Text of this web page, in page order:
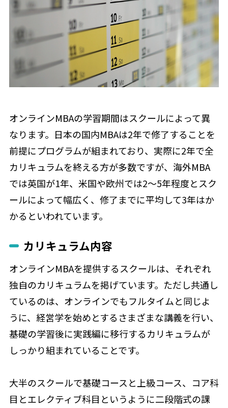
オンラインMBAの学習期間はスクールによって異
なります。日本の国内MBAは2年で修了することを
前提にプログラムが組まれており、実際に2年で全
カリキュラムを終える方が多数ですが、海外MBA
では英国が1年、米国や欧州では2～5年程度とスク
ールによって幅広く、修了までに平均して3年はか
かるといわれています。
カリキュラム内容
オンラインMBAを提供するスクールは、それぞれ
独自のカリキュラムを掲げています。ただし共通し
ているのは、オンラインでもフルタイムと同じよ
うに、経営学を始めとするさまざまな講義を行い、
基礎の学習後に実践編に移行するカリキュラムが
しっかり組まれていることです。
大半のスクールで基礎コースと上級コース、コア科
目とエレクティブ科目というように二段階式の課